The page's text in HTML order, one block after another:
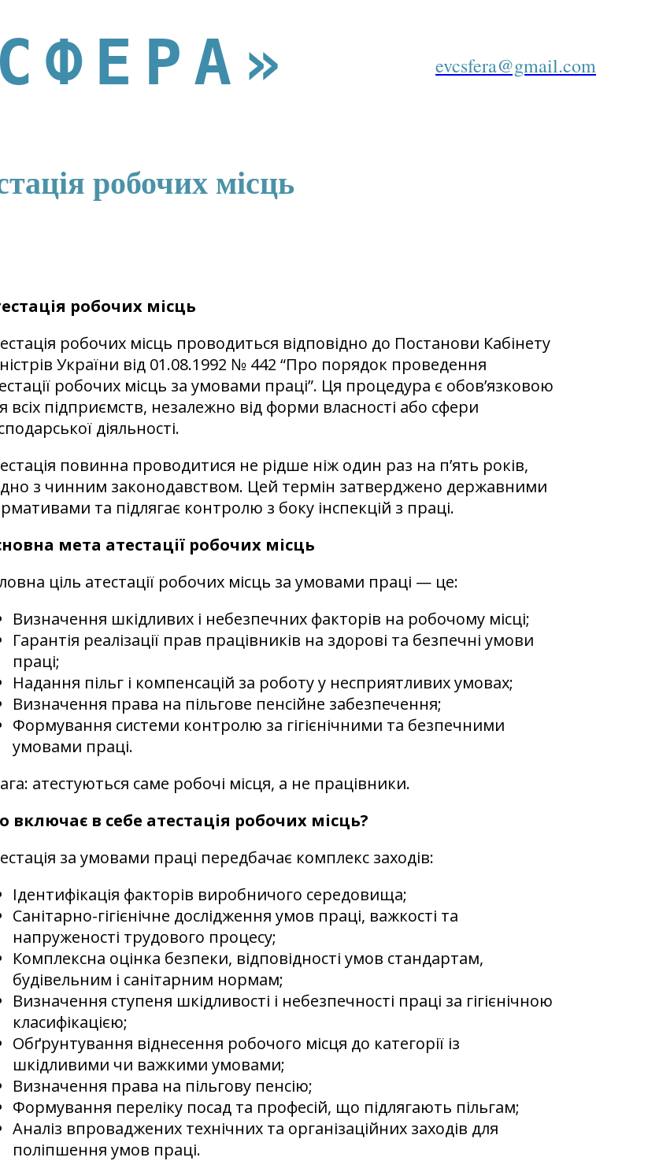
робочих місць
evcsfera@gmail.com
робочих місць
робочих місць проводиться відповідно до Постанови Кабінету
України від 01.08.1992 № 442 “Про порядок проведення
робочих місць за умовами праці”. Ця процедура є обов’язковою
всіх підприємств, незалежно від форми власності або сфери
діяльності.
повинна проводитися не рідше ніж один раз на п’ять років,
з чинним законодавством. Цей термін затверджено державними
та підлягає контролю з боку інспекцій з праці.
мета атестації робочих місць
ціль атестації робочих місць за умовами праці — це:
Визначення шкідливих і небезпечних факторів на робочому місці;
Гарантія реалізації прав працівників на здорові та безпечні умови
праці;
Надання пільг і компенсацій за роботу у несприятливих умовах;
Визначення права на пільгове пенсійне забезпечення;
Формування системи контролю за гігієнічними та безпечними
умовами праці.
атестуються саме робочі місця, а не працівники.
включає в себе атестація робочих місць?
за умовами праці передбачає комплекс заходів:
Ідентифікація факторів виробничого середовища;
Санітарно-гігієнічне дослідження умов праці, важкості та
напруженості трудового процесу;
Комплексна оцінка безпеки, відповідності умов стандартам,
будівельним і санітарним нормам;
Визначення ступеня шкідливості і небезпечності праці за гігієнічною
класифікацією;
Обґрунтування віднесення робочого місця до категорії із
шкідливими чи важкими умовами;
Визначення права на пільгову пенсію;
Формування переліку посад та професій, що підлягають пільгам;
Аналіз впроваджених технічних та організаційних заходів для
поліпшення умов праці.